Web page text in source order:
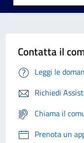
Contatta il
Leggi le
Richiedi
Chiama il
Prenota un